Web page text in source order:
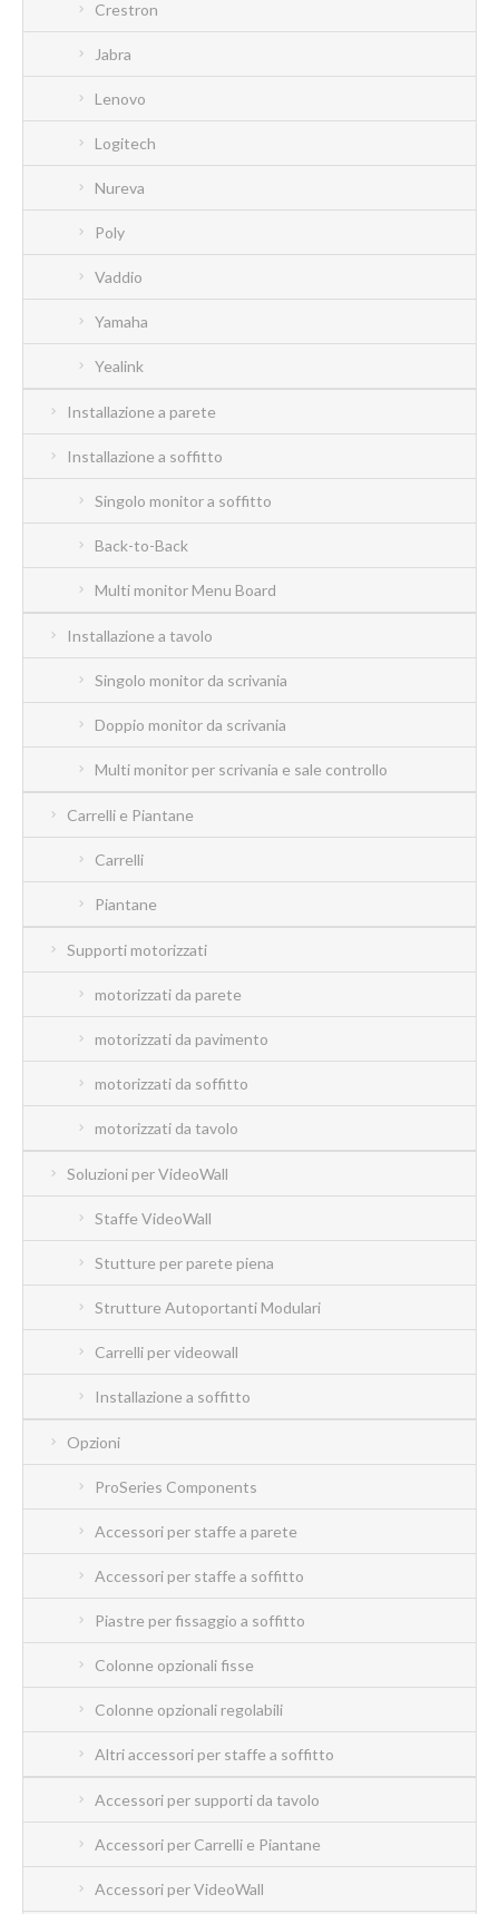
Crestron
Jabra
Lenovo
Logitech
Nureva
Poly
Vaddio
Yamaha
Yealink
Installazione a parete
Installazione a soffitto
Singolo monitor a soffitto
Back-to-Back
Multi monitor Menu Board
Installazione a tavolo
Singolo monitor da scrivania
Doppio monitor da scrivania
Multi monitor per scrivania e sale controllo
Carrelli e Piantane
Carrelli
Piantane
Supporti motorizzati
motorizzati da parete
motorizzati da pavimento
motorizzati da soffitto
motorizzati da tavolo
Soluzioni per VideoWall
Staffe VideoWall
Stutture per parete piena
Strutture Autoportanti Modulari
Carrelli per videowall
Installazione a soffitto
Opzioni
ProSeries Components
Accessori per staffe a parete
Accessori per staffe a soffitto
Piastre per fissaggio a soffitto
Colonne opzionali fisse
Colonne opzionali regolabili
Altri accessori per staffe a soffitto
Accessori per supporti da tavolo
Accessori per Carrelli e Piantane
Accessori per VideoWall